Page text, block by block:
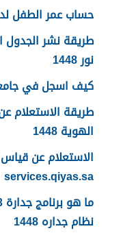
حساب عمر الطفل
طريقة نشر
نور 1448
كيف اسجل في جامعة
طريقة الاستعلام
الهوية 1448
services.qiyas.sa
نظام جداره 1448